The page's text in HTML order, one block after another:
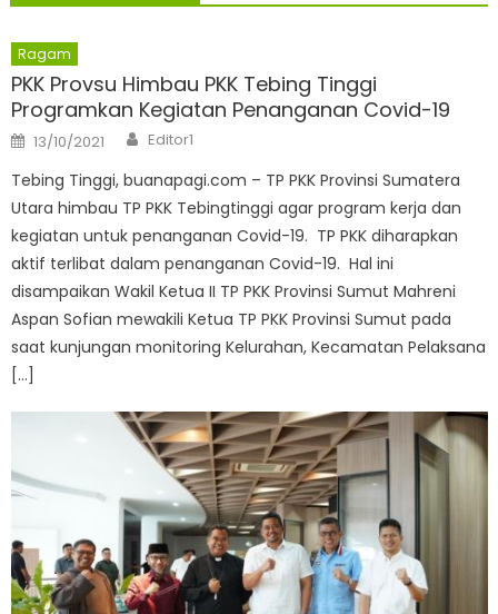
Ragam
PKK Provsu Himbau PKK Tebing Tinggi
Programkan Kegiatan Penanganan Covid-19
Posted
on
13/10/2021 Author
Editor1
Tebing Tinggi, buanapagi.com – TP PKK Provinsi Sumatera
Utara himbau TP PKK Tebingtinggi agar program kerja dan
kegiatan untuk penanganan Covid-19. TP PKK diharapkan
aktif terlibat dalam penanganan Covid-19. Hal ini
disampaikan Wakil Ketua II TP PKK Provinsi Sumut Mahreni
Aspan Sofian mewakili Ketua TP PKK Provinsi Sumut pada
saat kunjungan monitoring Kelurahan, Kecamatan Pelaksana
[…]